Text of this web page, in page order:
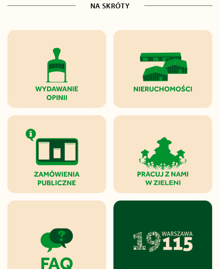
NA SKRÓTY